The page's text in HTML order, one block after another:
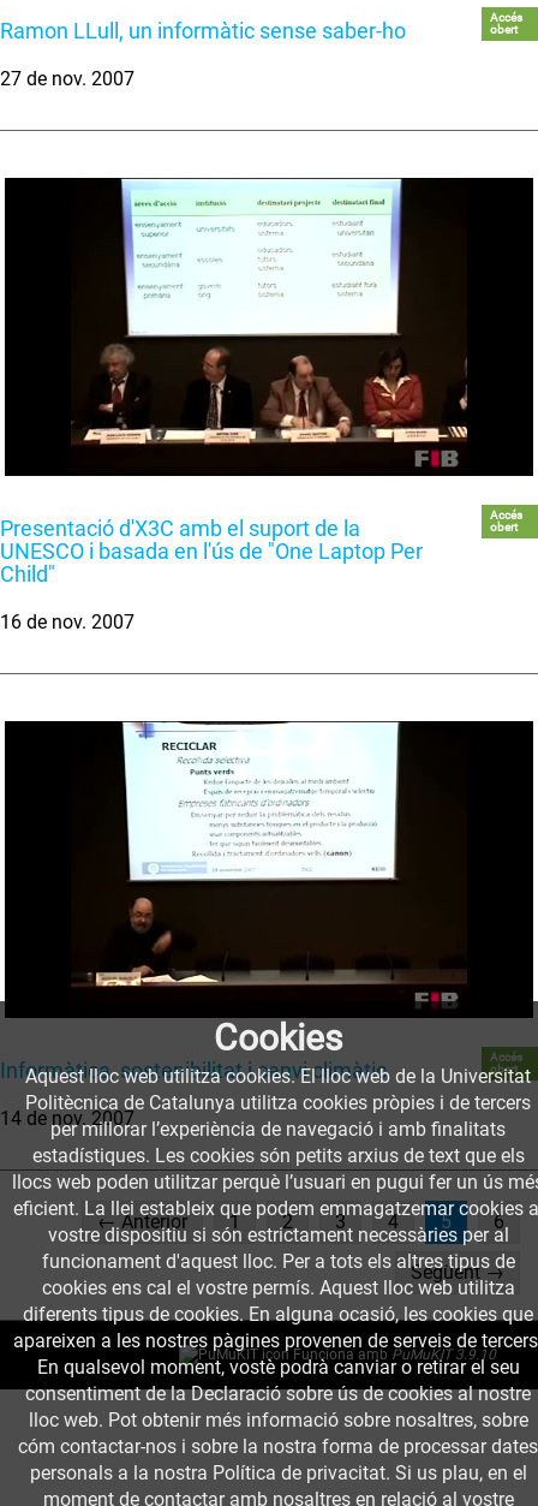
Ramon LLull, un informàtic sense saber-ho
Accés
obert
27 de nov. 2007
Presentació d'X3C amb el suport de la
UNESCO i basada en l'ús de "One Laptop Per
Child"
Accés
obert
16 de nov. 2007
Informàtica, sostenibilitat i canvi climàtic
Accés
obert
14 de nov. 2007
← Anterior 1 2 3 4 5(current)
6
Següent →
Cookies
Aquest lloc web utilitza cookies. El lloc web de la Universitat
Politècnica de Catalunya utilitza cookies pròpies i de tercers
per millorar l’experiència de navegació i amb finalitats
estadístiques. Les cookies són petits arxius de text que els
llocs web poden utilitzar perquè l’usuari en pugui fer un ús
eficient. La llei estableix que podem emmagatzemar cookies
vostre dispositiu si són estrictament necessàries per al
funcionament d'aquest lloc. Per a tots els altres tipus de
cookies ens cal el vostre permís. Aquest lloc web utilitza
diferents tipus de cookies. En alguna ocasió, les cookies que
apareixen a les nostres pàgines provenen de serveis de
En qualsevol moment, vostè podrà canviar o retirar el seu
consentiment de la Declaració sobre ús de cookies al nostre
lloc web. Pot obtenir més informació sobre nosaltres, sobre
cóm contactar-nos i sobre la nostra forma de processar dates
personals a la nostra Política de privacitat. Si us plau, en el
moment de contactar amb nosaltres en relació al vostre
Funciona amb PuMuKIT 3.9.10